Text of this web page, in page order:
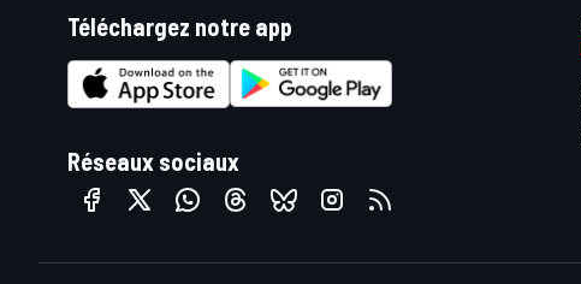
Téléchargez notre app
Réseaux sociaux